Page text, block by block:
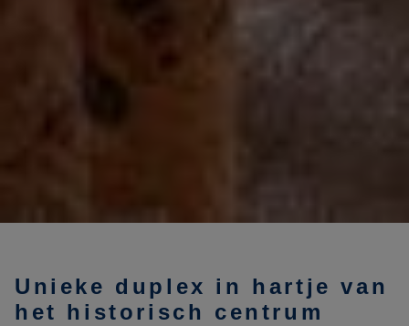
Unieke duplex in hartje van
het historisch centrum